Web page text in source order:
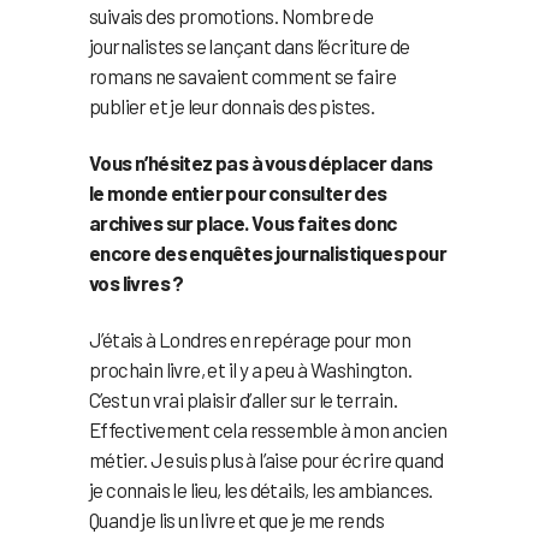
suivais des promotions. Nombre de
journalistes se lançant dans l’écriture de
romans ne savaient comment se faire
publier et je leur donnais des pistes.
Vous n’hésitez pas à vous déplacer dans
le monde entier pour consulter des
archives sur place. Vous faites donc
encore des enquêtes journalistiques pour
vos livres ?
J’étais à Londres en repérage pour mon
prochain livre, et il y a peu à Washington.
C’est un vrai plaisir d’aller sur le terrain.
Effectivement cela ressemble à mon ancien
métier. Je suis plus à l’aise pour écrire quand
je connais le lieu, les détails, les ambiances.
Quand je lis un livre et que je me rends